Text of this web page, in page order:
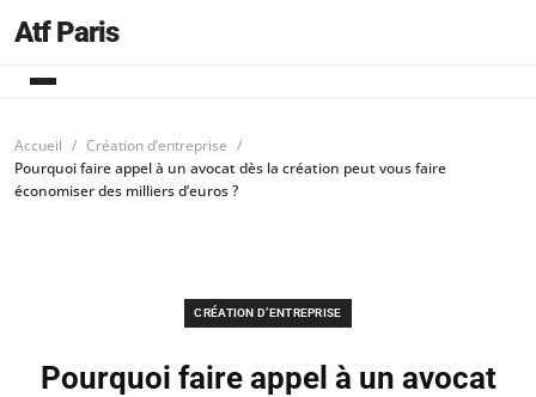
Atf Paris
Accueil
Création d’entreprise
Pourquoi faire appel à un avocat dès la création peut vous faire
économiser des milliers d’euros ?
CRÉATION D’ENTREPRISE
Pourquoi faire appel à un avocat